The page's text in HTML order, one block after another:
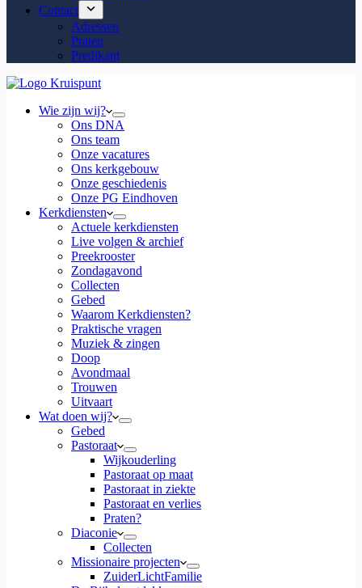
Contact
Adressen
Praten
Predikant
Wie zijn wij?
Ons DNA
Ons team
Onze vacatures
Ons kerkgebouw
Onze geschiedenis
Onze PG Eindhoven
Kerkdiensten
Actuele kerkdiensten
Live volgen & archief
Preekrooster
Zondagavond
Collecten
Gebed
Waarom Kerkdiensten?
Praktische vragen
Muziek & zingen
Doop
Avondmaal
Trouwen
Uitvaart
Wat doen wij?
Gebed
Pastoraat
Wijkouderling
Pastoraat op maat
Pastoraat in ziekte
Pastoraat en verlies
Praten?
Diaconie
Collecten
Missionaire projecten
ZuiderLichtFamilie